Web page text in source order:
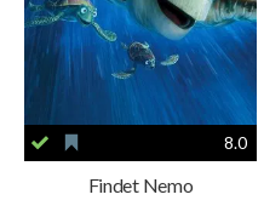
8.0
Findet Nemo